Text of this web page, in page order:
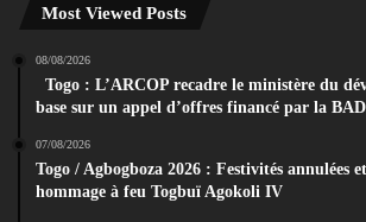
Most Viewed Posts
08/08/2026
Togo : L’ARCOP recadre le ministère du
base sur un appel d’offres financé par la BAD
07/08/2026
Togo / Agbogboza 2026 : Festivités annulées
hommage à feu Togbuï Agokoli IV